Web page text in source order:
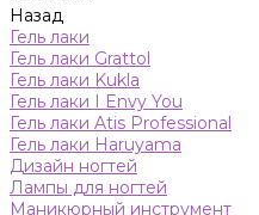
Назад
Гель лаки
Гель лаки Grattol
Гель лаки Kukla
Гель лаки I Envy You
Гель лаки Atis Professional
Гель лаки Haruyama
Дизайн ногтей
Лампы для ногтей
Маникюрный инструмент